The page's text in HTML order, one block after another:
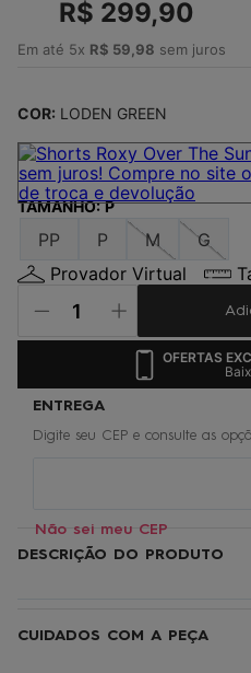
R$ 299,90
Em até 5x R$ 59 98 sem juros
COR: LODEN GREEN
TAMANHO: P
PP P M
G
Provador Virtual
OFERTAS
Não sei meu CEP
DESCRIÇÃO DO PRODUTO
CUIDADOS COM A PEÇA
jaqueta
5 º
maio
7º
boardshort
8º
vestido
9º
gorro
10º calça